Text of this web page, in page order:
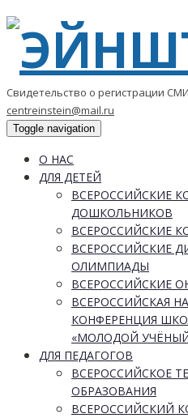
Свидетельство о регистрации
centreinstein@mail.ru
Toggle navigation
О НАС
ДЛЯ ДЕТЕЙ
ВСЕРОССИЙСКИЕ
ДОШКОЛЬНИКОВ
ВСЕРОССИЙСКИЕ
ВСЕРОССИЙСКИЕ
ОЛИМПИАДЫ
ВСЕРОССИЙСКИЕ
ВСЕРОССИЙСКАЯ
КОНФЕРЕНЦИЯ
«МОЛОДОЙ
ДЛЯ ПЕДАГОГОВ
ВСЕРОССИЙСКОЕ
ОБРАЗОВАНИЯ
ВСЕРОССИЙСКИЙ